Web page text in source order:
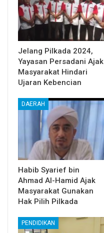
Jelang Pilkada 2024,
Yayasan Persadani Ajak
Masyarakat Hindari
Ujaran Kebencian
DAERAH
Habib Syarief bin
Ahmad Al-Hamid Ajak
Masyarakat Gunakan
Hak Pilih Pilkada
PENDIDIKAN